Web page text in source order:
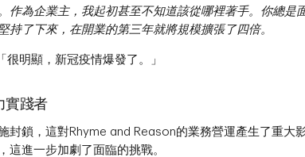
作為企業主，我起初甚至不知道該從哪裡著手。你總是
持了下來，在開業的第三年就將規模擴張了四倍。
明顯，新冠疫情爆發了。」
實踐者
封鎖，這對Rhyme and Reason的業務營運產生了重大
這進一步加劇了面臨的挑戰。